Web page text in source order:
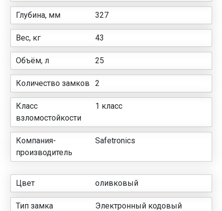
Глубина, мм 327
Вес, кг 43
Объём, л 25
Количество замков 2
Класс
взломостойкости
1 класс
Компания-
производитель
Safetronics
Цвет оливковый
Тип замка Электронный кодовый